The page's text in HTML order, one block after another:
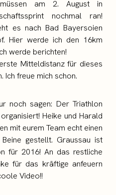
am 2. August in
nochmal ran!
es nach Bad Bayersoien
Hier werde ich den 16km
werde berichten!
Mitteldistanz für dieses
Ich freue mich schon.
noch sagen: Der Triathlon
Heike und Harald
mit eurem Team echt einen
gestellt. Graussau ist
für 2016! An das restliche
für das kräftige anfeuern
Video!!